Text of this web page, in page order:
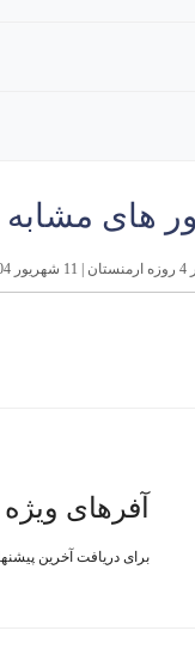
های مشابه
آفرهای
برای دریافت آخرین